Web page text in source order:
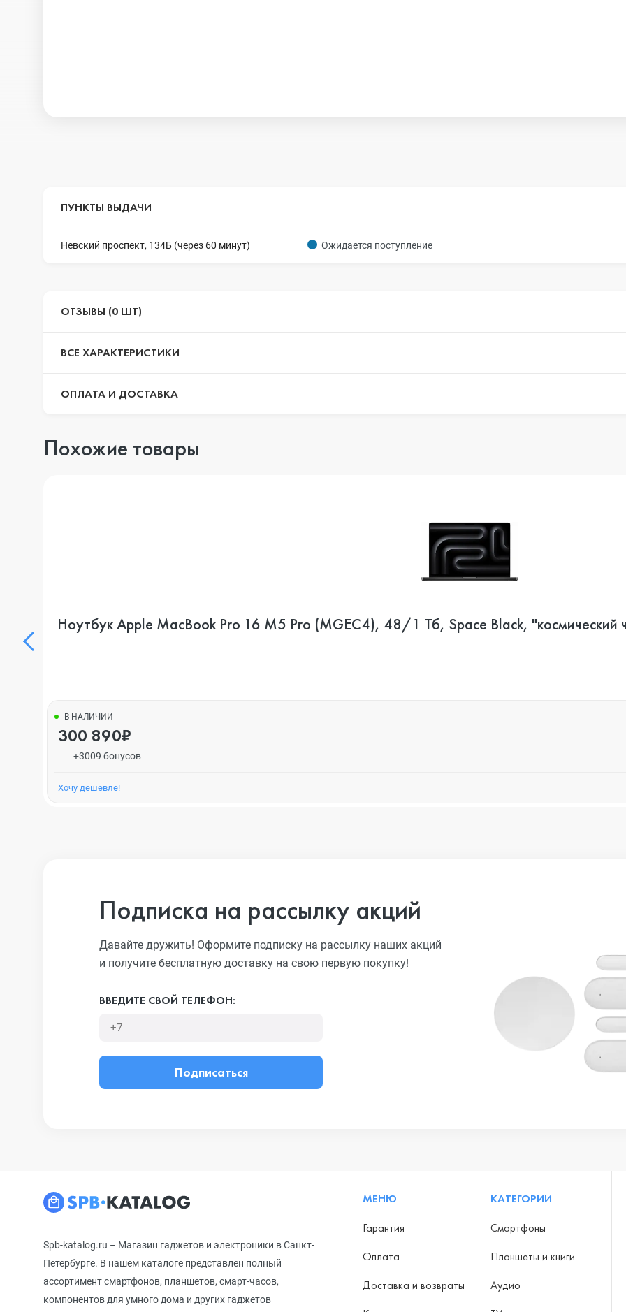
ПУНКТЫ ВЫДАЧИ
Невский проспект, 134Б (через 60 минут) Ожидается поступление
ОТЗЫВЫ (0 ШТ)
ВСЕ ХАРАКТЕРИСТИКИ
ОПЛАТА И ДОСТАВКА
Похожие товары
Ноутбук Apple MacBook Pro 16 M5 Pro (MGEC4), 48/1 Тб, Space Black, "космический
В НАЛИЧИИ
300 890₽
+3009 бонусов
Хочу дешевле!
Подписка на рассылку акций
Давайте дружить! Оформите подписку на рассылку наших акций
и получите бесплатную доставку на свою первую покупку!
ВВЕДИТЕ СВОЙ ТЕЛЕФОН:
Подписаться
Spb-katalog.ru – Магазин гаджетов и электроники в Санкт-
Петербурге. В нашем каталоге представлен полный
ассортимент смартфонов, планшетов, смарт-часов,
компонентов для умного дома и других гаджетов
МЕНЮ
Гарантия
Оплата
Доставка и возвраты
КАТЕГОРИИ
Смартфоны
Планшеты и книги
Аудио